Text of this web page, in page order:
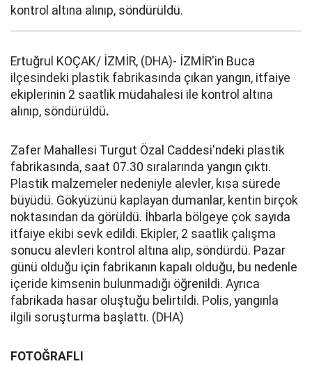
kontrol altına alınıp, söndürüldü.
Ertuğrul KOÇAK/ İZMİR, (DHA)- İZMİR'in Buca
ilçesindeki plastik fabrikasında çıkan yangın, itfaiye
ekiplerinin 2 saatlik müdahalesi ile kontrol altına
alınıp, söndürüldü.
Zafer Mahallesi Turgut Özal Caddesi'ndeki plastik
fabrikasında, saat 07.30 sıralarında yangın çıktı.
Plastik malzemeler nedeniyle alevler, kısa sürede
büyüdü. Gökyüzünü kaplayan dumanlar, kentin birçok
noktasından da görüldü. İhbarla bölgeye çok sayıda
itfaiye ekibi sevk edildi. Ekipler, 2 saatlik çalışma
sonucu alevleri kontrol altına alıp, söndürdü. Pazar
günü olduğu için fabrikanın kapalı olduğu, bu nedenle
içeride kimsenin bulunmadığı öğrenildi. Ayrıca
fabrikada hasar oluştuğu belirtildi. Polis, yangınla
ilgili soruşturma başlattı. (DHA)
FOTOĞRAFLI